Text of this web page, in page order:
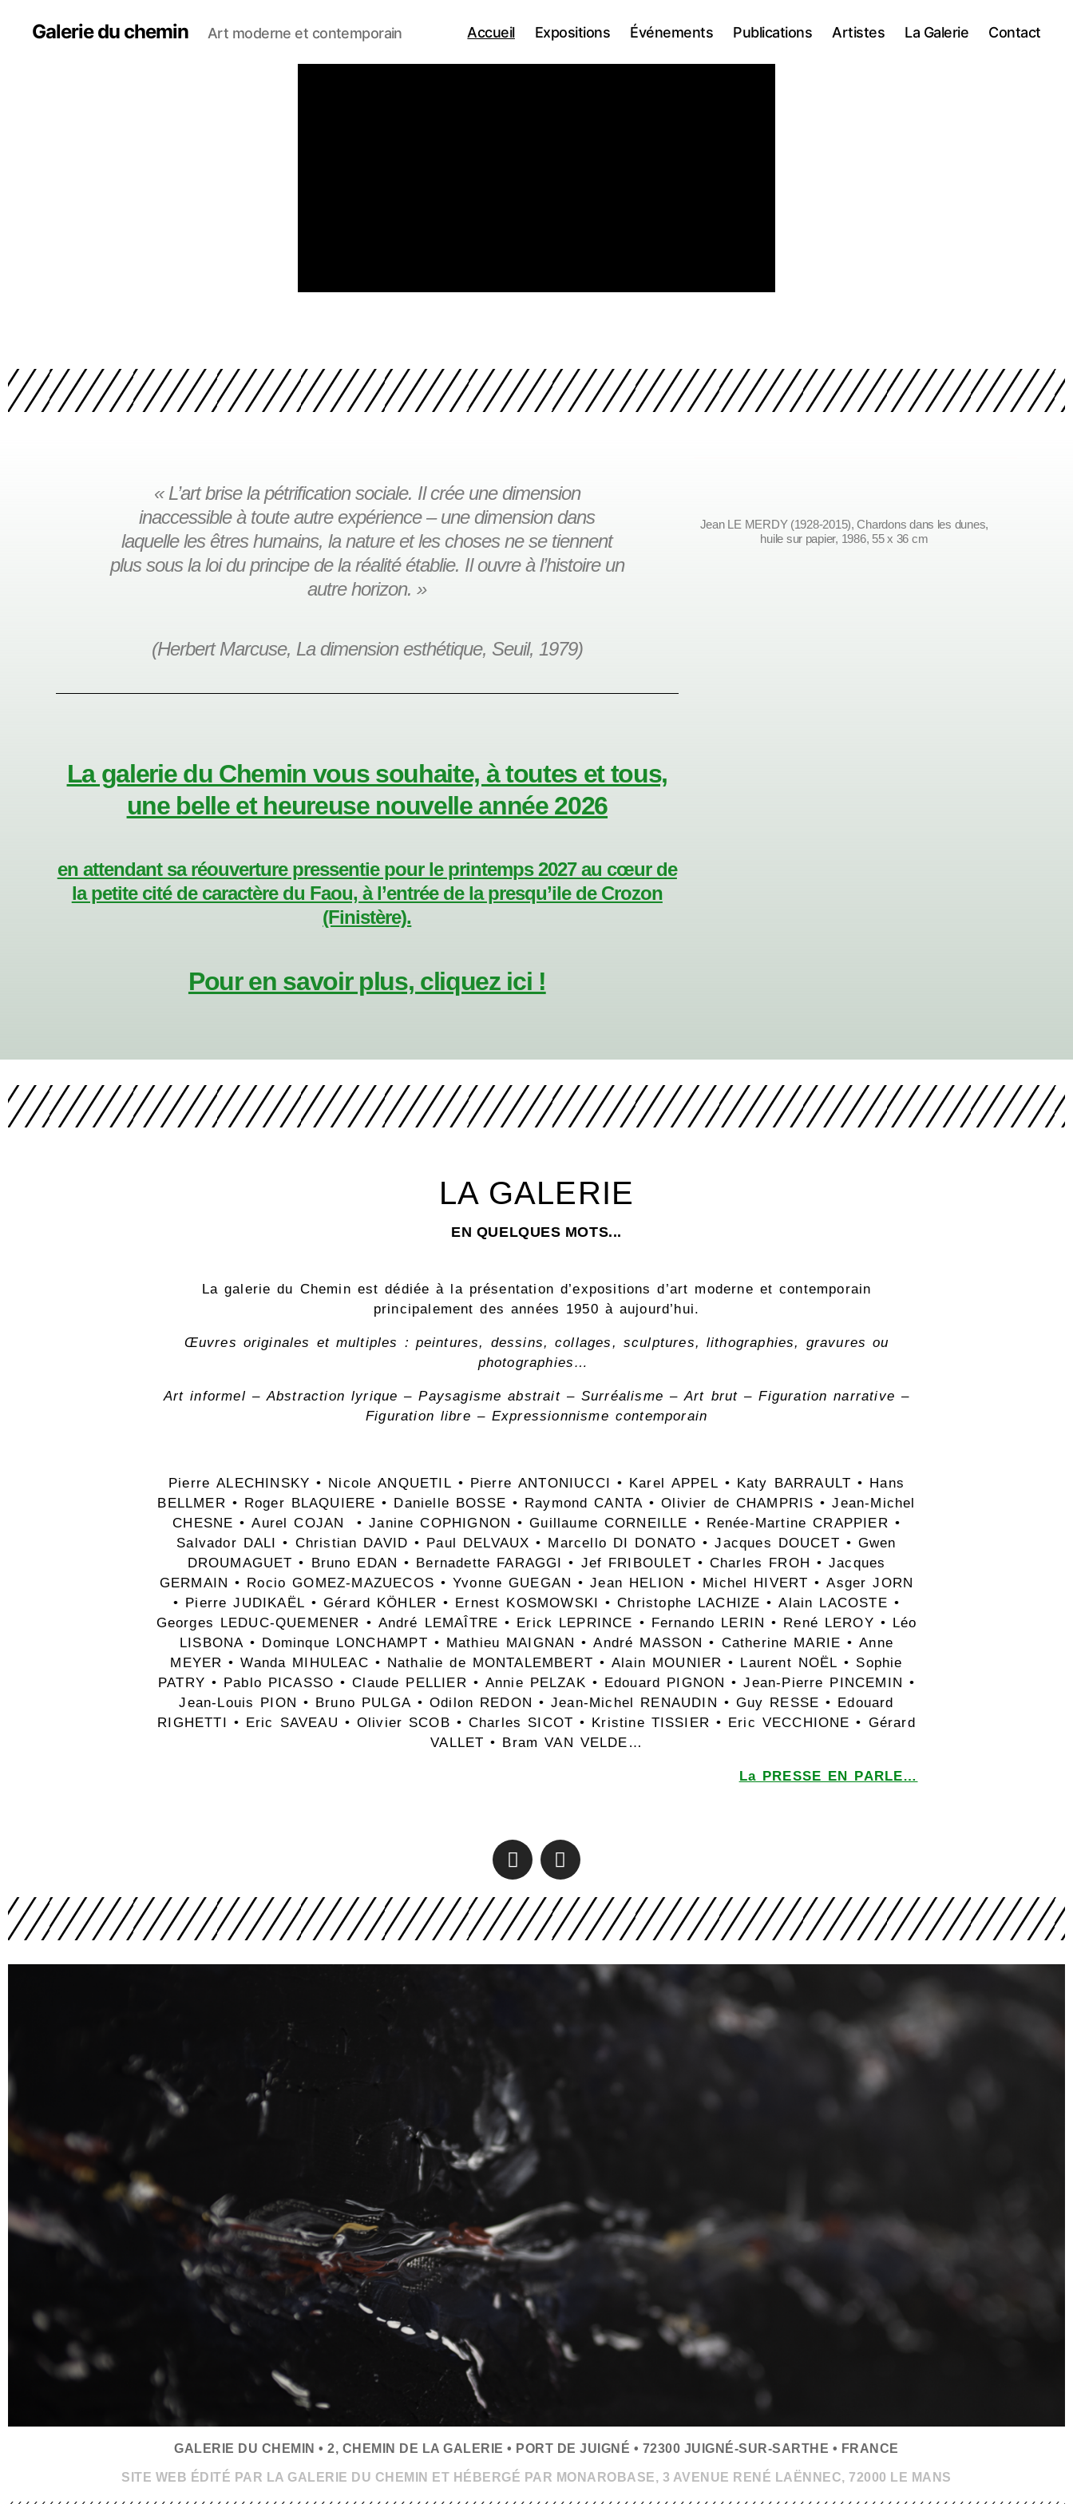
Galerie du chemin Art moderne et contemporain Accueil Expositions Événements Publications Artistes La Galerie Contact
« L’art brise la pétrification sociale. Il crée une dimension
inaccessible à toute autre expérience – une dimension dans
laquelle les êtres humains, la nature et les choses ne se tiennent
plus sous la loi du principe de la réalité établie. Il ouvre à l’histoire un
autre horizon. »
(Herbert Marcuse, La dimension esthétique, Seuil, 1979)
La galerie du Chemin vous souhaite, à toutes et tous,
une belle et heureuse nouvelle année 2026
en attendant sa réouverture pressentie pour le printemps 2027 au cœur de
la petite cité de caractère du Faou, à l’entrée de la presqu’ile de Crozon
(Finistère).
Pour en savoir plus, cliquez ici !
Jean LE MERDY (1928-2015), Chardons dans les dunes,
huile sur papier, 1986, 55 x 36 cm
LA GALERIE
EN QUELQUES MOTS...
La galerie du Chemin est dédiée à la présentation d’expositions d’art moderne et contemporain
principalement des années 1950 à aujourd’hui.
Œuvres originales et multiples : peintures, dessins, collages, sculptures, lithographies, gravures ou
photographies…
Art informel – Abstraction lyrique – Paysagisme abstrait – Surréalisme – Art brut – Figuration narrative –
Figuration libre – Expressionnisme contemporain
Pierre ALECHINSKY • Nicole ANQUETIL • Pierre ANTONIUCCI • Karel APPEL • Katy BARRAULT • Hans
BELLMER • Roger BLAQUIERE • Danielle BOSSE • Raymond CANTA • Olivier de CHAMPRIS • Jean-Michel
CHESNE • Aurel COJAN • Janine COPHIGNON • Guillaume CORNEILLE • Renée-Martine CRAPPIER •
Salvador DALI • Christian DAVID • Paul DELVAUX • Marcello DI DONATO • Jacques DOUCET • Gwen
DROUMAGUET • Bruno EDAN • Bernadette FARAGGI • Jef FRIBOULET • Charles FROH • Jacques
GERMAIN • Rocio GOMEZ-MAZUECOS • Yvonne GUEGAN • Jean HELION • Michel HIVERT • Asger JORN
• Pierre JUDIKAËL • Gérard KÖHLER • Ernest KOSMOWSKI • Christophe LACHIZE • Alain LACOSTE •
Georges LEDUC-QUEMENER • André LEMAÎTRE • Erick LEPRINCE • Fernando LERIN • René LEROY • Léo
LISBONA • Dominque LONCHAMPT • Mathieu MAIGNAN • André MASSON • Catherine MARIE • Anne
MEYER • Wanda MIHULEAC • Nathalie de MONTALEMBERT • Alain MOUNIER • Laurent NOËL • Sophie
PATRY • Pablo PICASSO • Claude PELLIER • Annie PELZAK • Edouard PIGNON • Jean-Pierre PINCEMIN •
Jean-Louis PION • Bruno PULGA • Odilon REDON • Jean-Michel RENAUDIN • Guy RESSE • Edouard
RIGHETTI • Eric SAVEAU • Olivier SCOB • Charles SICOT • Kristine TISSIER • Eric VECCHIONE • Gérard
VALLET • Bram VAN VELDE…
La PRESSE EN PARLE…
GALERIE DU CHEMIN • 2, CHEMIN DE LA GALERIE • PORT DE JUIGNÉ • 72300 JUIGNÉ-SUR-SARTHE • FRANCE
SITE WEB ÉDITÉ PAR LA GALERIE DU CHEMIN ET HÉBERGÉ PAR MONAROBASE, 3 AVENUE RENÉ LAËNNEC, 72000 LE MANS